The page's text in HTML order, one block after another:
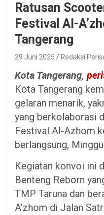
Ratusan
Festival Al-
Tangerang
29 Juni 2025 Redaksi
Kota Tangerang,
Kota Tangerang
gelaran menarik,
yang berkolaborasi
Festival Al-Azhom
berlangsung,
Kegiatan konvoi ini
Benteng Reborn
TMP Taruna dan
A’zhom di Jalan